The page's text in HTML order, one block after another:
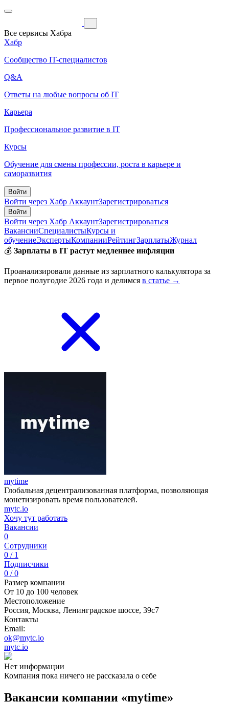
Все сервисы Хабра
Хабр
Сообщество IT-специалистов
Q&A
Ответы на любые вопросы об IT
Карьера
Профессиональное развитие в IT
Курсы
Обучение для смены профессии, роста в карьере и
саморазвития
Войти
Войти через Хабр АккаунтЗарегистрироваться
Войти
Войти через Хабр АккаунтЗарегистрироваться
ВакансииСпециалистыКурсы и
обучениеЭкспертыКомпанииРейтингЗарплатыЖурнал
💰 Зарплаты в IT растут медленнее инфляции
Проанализировали данные из зарплатного калькулятора за
первое полугодие 2026 года и делимся в статье →
mytime
Глобальная децентрализованная платформа, позволяющая
монетизировать время пользователей.
mytc.io
Хочу тут работать
Вакансии
0
Сотрудники
0 / 1
Подписчики
0 / 0
Размер компании
От 10 до 100 человек
Местоположение
Россия, Москва, Ленинградское шоссе, 39с7
Контакты
Email:
ok@mytc.io
mytc.io
Нет информации
Компания пока ничего не рассказала о себе
Вакансии компании «mytime»